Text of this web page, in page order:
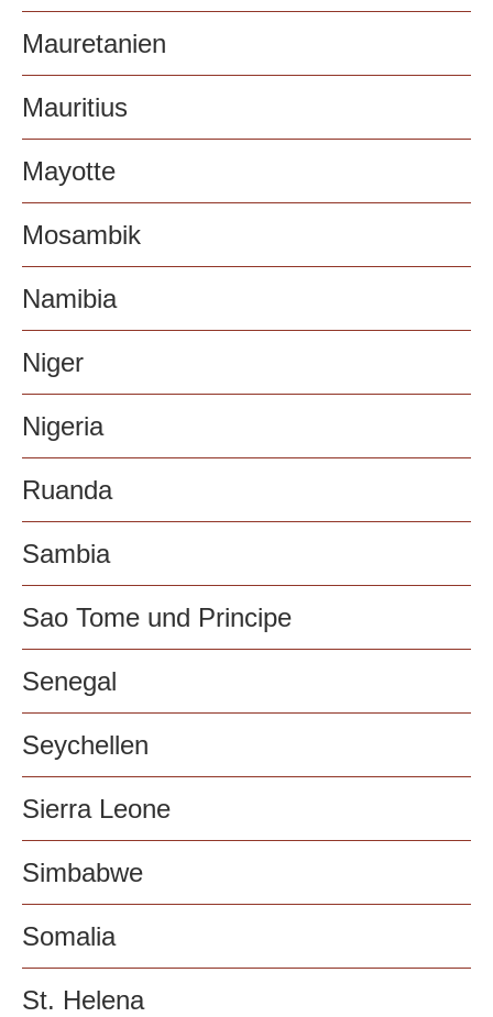
Mauretanien
Mauritius
Mayotte
Mosambik
Namibia
Niger
Nigeria
Ruanda
Sambia
Sao Tome und Principe
Senegal
Seychellen
Sierra Leone
Simbabwe
Somalia
St. Helena